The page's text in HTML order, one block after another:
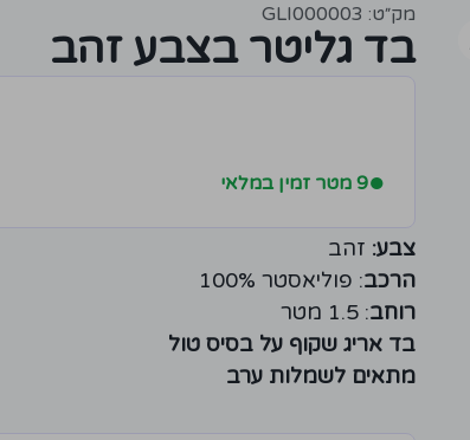
מק״ט: GLI000003
בד גליטר בצבע זהב
●9 מטר זמין במלאי
צבע: זהב
הרכב: פוליאסטר 100%
רוחב: 1.5 מטר
בד אריג שקוף על בסיס טול
מתאים לשמלות ערב